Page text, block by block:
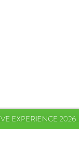
EXPERIENCE 2026